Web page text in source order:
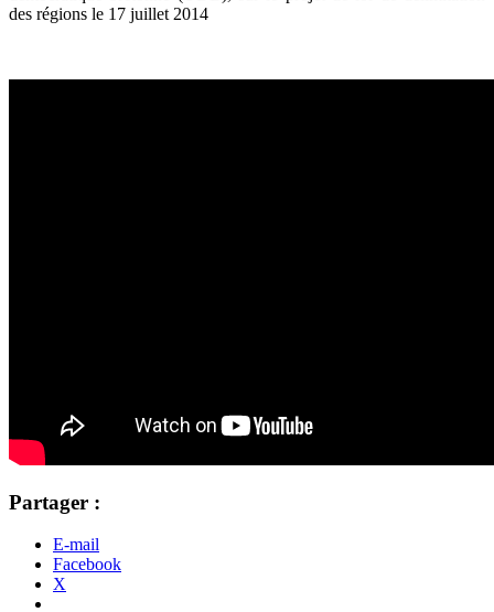
des régions le 17 juillet 2014
Partager :
E-mail
Facebook
X